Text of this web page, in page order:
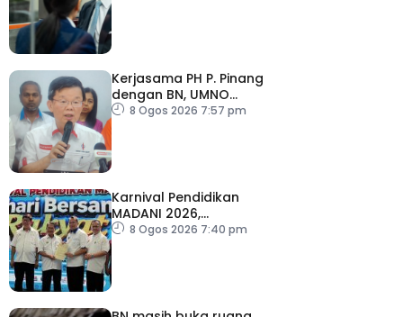
Kerjasama PH P. Pinang
dengan BN, UMNO
diteruskan
8 Ogos 2026 7:57 pm
Karnival Pendidikan
MADANI 2026,
semarakkan budaya
8 Ogos 2026 7:40 pm